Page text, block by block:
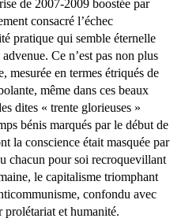
de 2007-2009 boostée par
consacré l’échec
pratique qui semble éternelle
Ce n’est pas non plus
mesurée en termes étriqués de
même dans ces beaux
dites « trente glorieuses »
bénis marqués par le début de
la conscience était masquée par
chacun pour soi recroquevillant
le capitalisme triomphant
confondu avec
et humanité.